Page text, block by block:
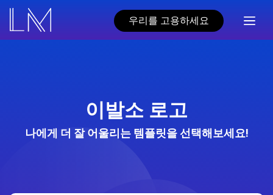
우리를 고용하세요
이발소 로고
나에게 더 잘 어울리는 템플릿을 선택해보세요!